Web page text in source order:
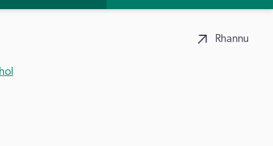
Rhannu